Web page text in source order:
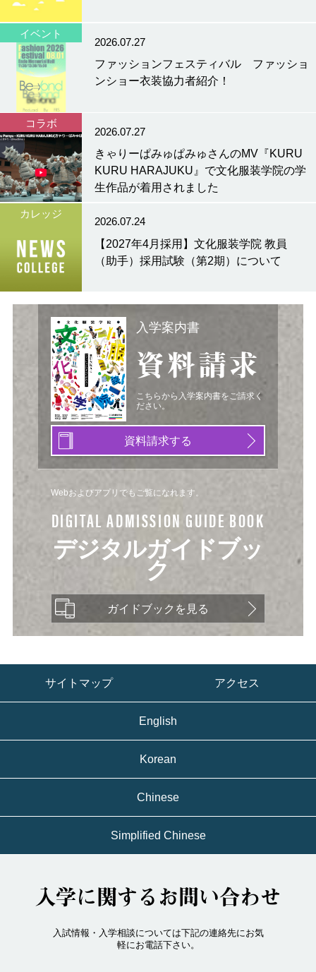
イベント
2026.07.27
ファッションフェスティバル ファッショ
ンショー衣装協力者紹介！
コラボ
2026.07.27
きゃりーぱみゅぱみゅさんのMV『KURU
KURU HARAJUKU』で文化服装学院の学
生作品が着用されました
カレッジ
2026.07.24
【2027年4月採用】文化服装学院 教員
（助手）採用試験（第2期）について
入学案内書
資料請求
こちらから入学案内書をご請求く
ださい。
資料請求する
Webおよびアプリでもご覧になれます。
DIGITAL ADMISSION GUIDE BOOK
デジタルガイドブッ
ク
ガイドブックを見る
サイトマップ アクセス
English
Korean
Chinese
Simplified Chinese
入学に関するお問い合わせ
入試情報・入学相談については下記の連絡先にお気
軽にお電話下さい。